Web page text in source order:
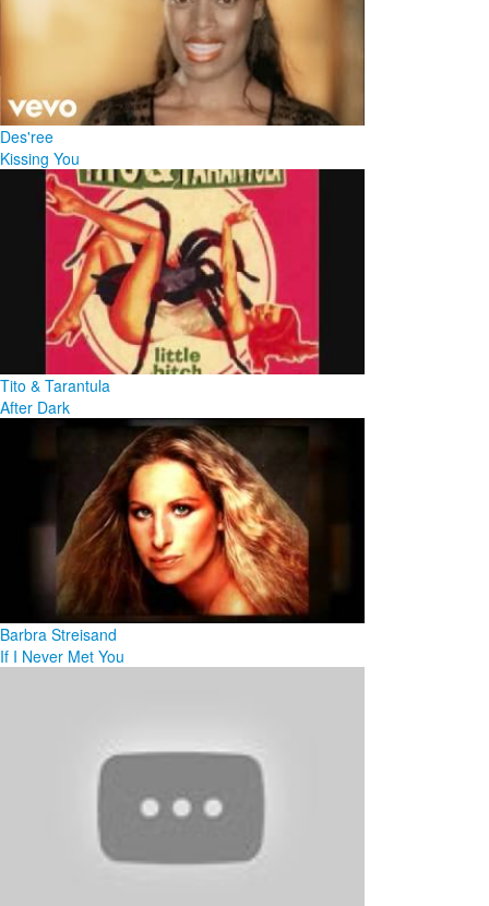
Des'ree
Kissing You
Tito & Tarantula
After Dark
Barbra Streisand
If I Never Met You